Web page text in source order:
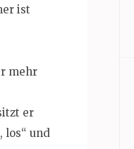
ist
mehr
er
los“ und